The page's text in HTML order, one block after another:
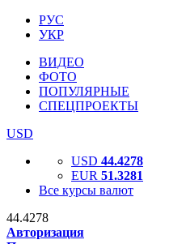
РУС
УКР
ВИДЕО
ФОТО
ПОПУЛЯРНЫЕ
СПЕЦПРОЕКТЫ
USD
USD 44.4278
EUR 51.3281
Все курсы валют
44.4278
Авторизация